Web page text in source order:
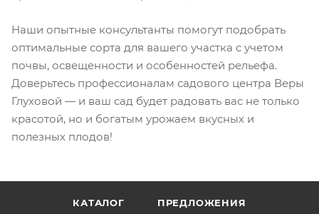
Наши опытные консультанты помогут подобрать
оптимальные сорта для вашего участка с учетом
почвы, освещенности и особенностей рельефа.
Доверьтесь профессионалам садового центра Веры
Глуховой — и ваш сад будет радовать вас не только
красотой, но и богатым урожаем вкусных и
полезных плодов!
КАТАЛОГ ПРЕДЛОЖЕНИЯ